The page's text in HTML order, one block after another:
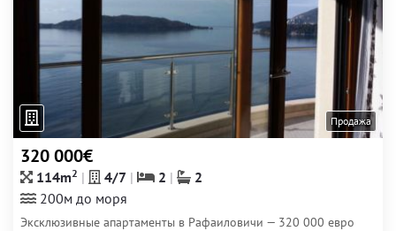
Продажа
320 000€
114m2 4/7 2
2
200м до моря
Эксклюзивные апартаменты в Рафаиловичи — 320 000 евро